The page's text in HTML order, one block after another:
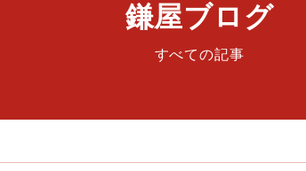
鎌屋ブログ
すべての記事